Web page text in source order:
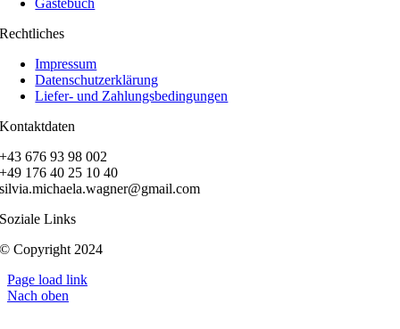
Gästebuch
Rechtliches
Impressum
Datenschutzerklärung
Liefer- und Zahlungsbedingungen
Kontaktdaten
+43 676 93 98 002
+49 176 40 25 10 40
silvia.michaela.wagner@gmail.com
Soziale Links
© Copyright 2024
Page load link
Nach oben